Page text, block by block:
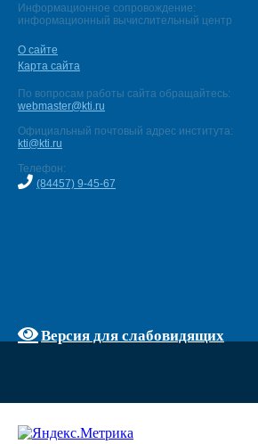
Информационное сопровождение:
информационный вычислительный центр
О сайте
Карта сайта
По вопросам работы сайта обращайтесь:
webmaster@kti.ru
Официальный почтовый адрес института:
kti@kti.ru
Телефон:
(84457) 9-45-67
Версия для слабовидящих